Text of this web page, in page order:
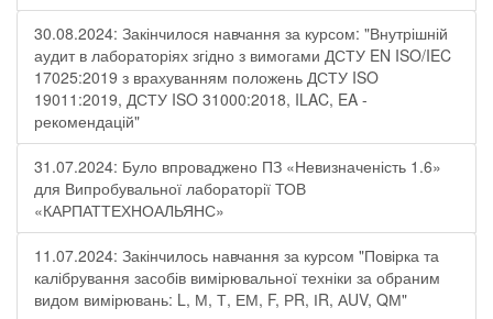
30.08.2024: Закінчилося навчання за курсом: "Внутрішній
аудит в лабораторіях згідно з вимогами ДСТУ EN ISO/IEC
17025:2019 з врахуванням положень ДСТУ ISO
19011:2019, ДСТУ ISO 31000:2018, ILAC, EA -
рекомендацій"
31.07.2024: Було впроваджено ПЗ «Невизначеність 1.6»
для Випробувальної лабораторії ТОВ
«КАРПАТТЕХНОАЛЬЯНС»
11.07.2024: Закінчилось навчання за курсом "Повірка та
калібрування засобів вимірювальної техніки за обраним
видом вимірювань: L, М, Т, ЕМ, F, РR, ІR, АUV, QМ"